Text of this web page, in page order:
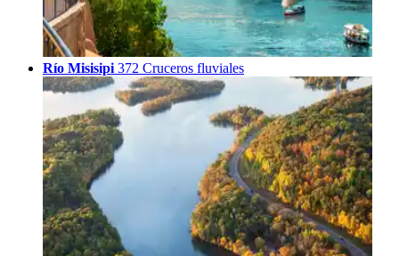
Río Misisipi 372 Cruceros fluviales